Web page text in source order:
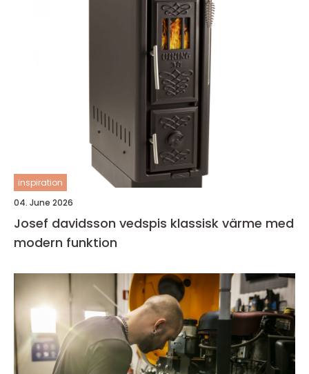
inspiration
04. June 2026
Josef davidsson vedspis klassisk värme med
modern funktion